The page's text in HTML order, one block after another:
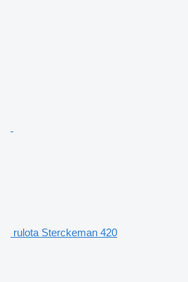
rulota Sterckeman 420